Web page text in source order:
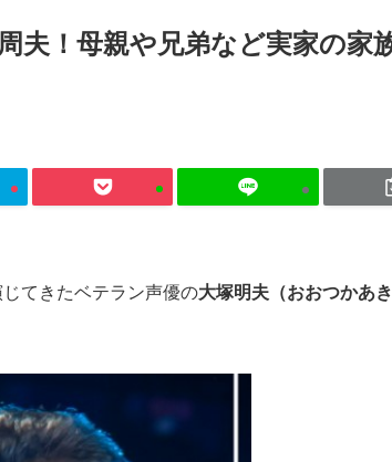
夫！母親や兄弟など実家の家
てきたベテラン声優の大塚明夫（おおつかあ